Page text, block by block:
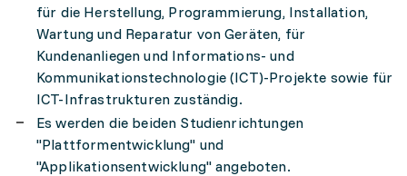
für die Herstellung, Programmierung, Installation,
Wartung und Reparatur von Geräten, für
Kundenanliegen und Informations- und
Kommunikationstechnologie (ICT)-Projekte sowie für
ICT-Infrastrukturen zuständig.
Es werden die beiden Studienrichtungen
"Plattformentwicklung" und
"Applikationsentwicklung" angeboten.